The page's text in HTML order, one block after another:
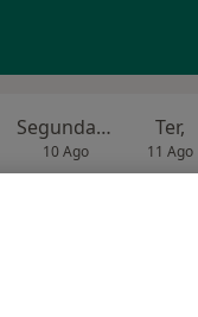
Segunda-feira
10 Ago
Ter,
11 Ago